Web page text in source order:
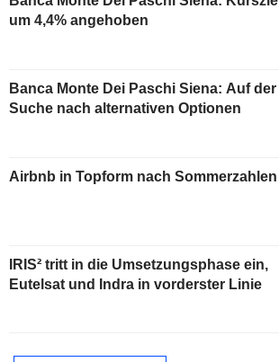
um 4,4% angehoben
Banca Monte Dei Paschi Siena: Auf der
Suche nach alternativen Optionen
Airbnb in Topform nach Sommerzahlen
IRIS² tritt in die Umsetzungsphase ein,
Eutelsat und Indra in vorderster Linie